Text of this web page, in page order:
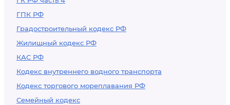
ГПК РФ
Градостроительный кодекс РФ
Жилищный кодекс РФ
КАС РФ
Кодекс внутреннего водного транспорта
Кодекс торгового мореплавания РФ
Семейный кодекс